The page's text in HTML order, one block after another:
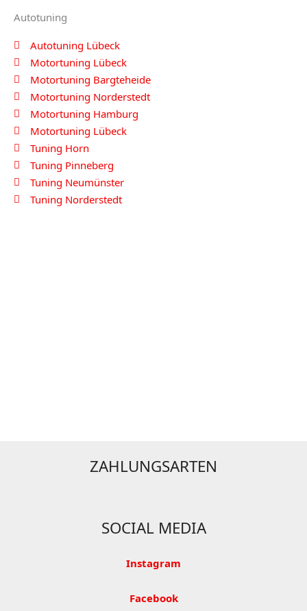
Autotuning
Autotuning Lübeck
Motortuning Lübeck
Motortuning Bargteheide
Motortuning Norderstedt
Motortuning Hamburg
Motortuning Lübeck
Tuning Horn
Tuning Pinneberg
Tuning Neumünster
Tuning Norderstedt
ZAHLUNGSARTEN
SOCIAL MEDIA
Instagram
Facebook